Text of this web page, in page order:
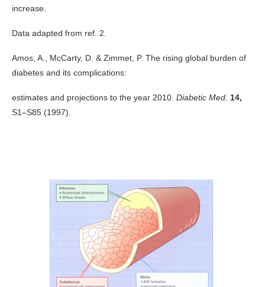
increase.
Data adapted from ref. 2.
Amos, A., McCarty, D. & Zimmet, P. The rising global burden of
diabetes and its complications:
estimates and projections to the year 2010. Diabetic Med. 14,
S1–S85 (1997).